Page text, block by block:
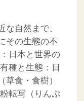
な自然まで、
その生態の不
日本と世界の
種と生態：日
食・食樹）
転写（りんぷ